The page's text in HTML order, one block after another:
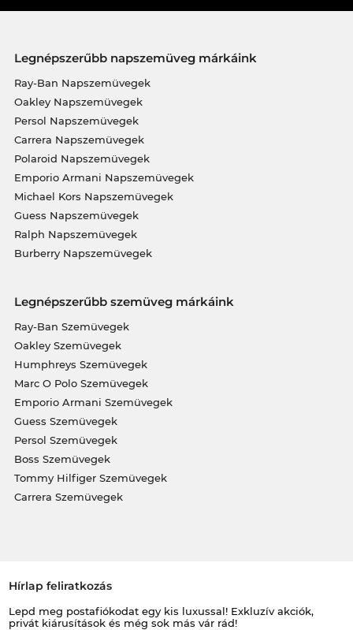
Legnépszerűbb napszemüveg márkáink
Ray-Ban Napszemüvegek
Oakley Napszemüvegek
Persol Napszemüvegek
Carrera Napszemüvegek
Polaroid Napszemüvegek
Emporio Armani Napszemüvegek
Michael Kors Napszemüvegek
Guess Napszemüvegek
Ralph Napszemüvegek
Burberry Napszemüvegek
Legnépszerűbb szemüveg márkáink
Ray-Ban Szemüvegek
Oakley Szemüvegek
Humphreys Szemüvegek
Marc O Polo Szemüvegek
Emporio Armani Szemüvegek
Guess Szemüvegek
Persol Szemüvegek
Boss Szemüvegek
Tommy Hilfiger Szemüvegek
Carrera Szemüvegek
Hírlap feliratkozás
Lepd meg postafiókodat egy kis luxussal! Exkluzív akciók,
privát kiárusítások és még sok más vár rád!